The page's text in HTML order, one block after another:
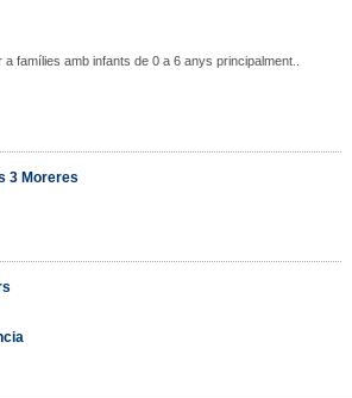
famílies amb infants de 0 a 6 anys principalment..
3 Moreres